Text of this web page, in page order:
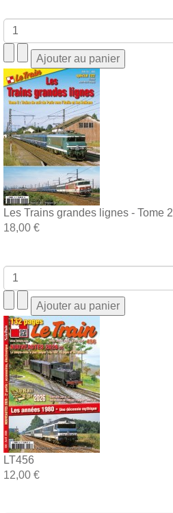
Les Trains grandes lignes - Tome 2
18,00 €
LT456
12,00 €